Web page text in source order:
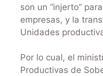
son un “injerto”
empresas, y la
Unidades
Por lo cual, el
Productivas de